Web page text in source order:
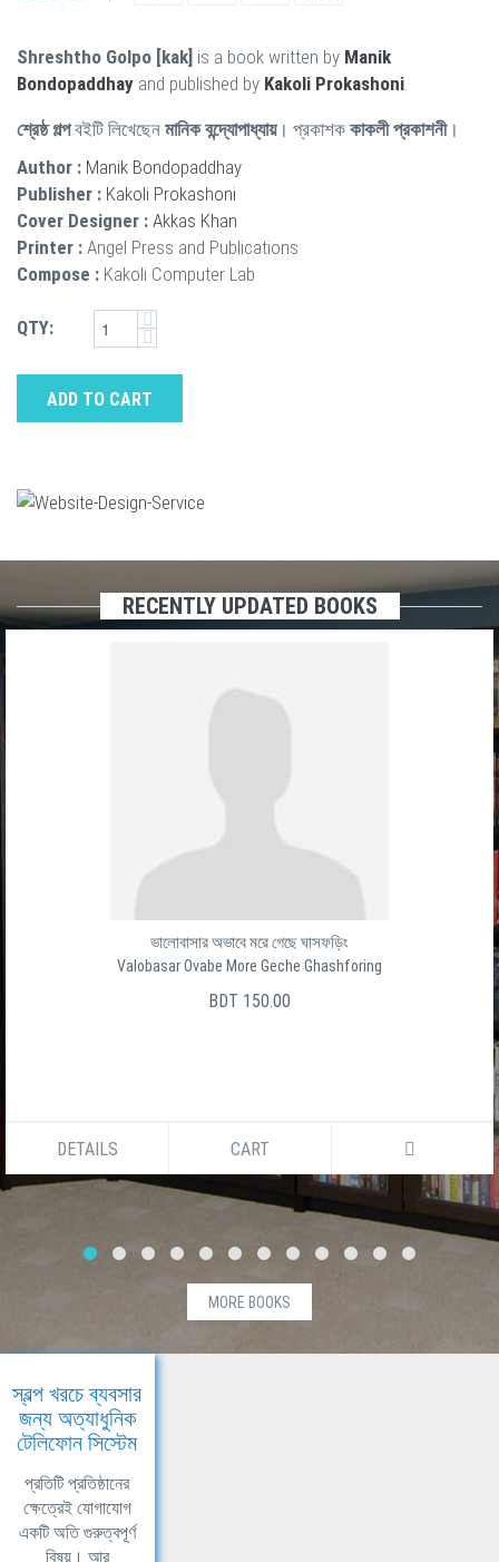
Shreshtho Golpo [kak] is a book written by Manik
Bondopaddhay and published by Kakoli Prokashoni
শ্রেষ্ঠ গল্পবইটি লিখেছেন মানিক বন্দ্যোপাধ্যায়। প্রকাশক কাকলী প্রকাশনী।
Author : Manik Bondopaddhay
Publisher : Kakoli Prokashoni
Cover Designer : Akkas Khan
Printer : Angel Press and Publications
Compose : Kakoli Computer Lab
QTY:
ADD TO CART
RECENTLY UPDATED BOOKS
ভালোবাসার অভাবে মরে গেছে ঘাসফড়িং
Valobasar Ovabe More Geche Ghashforing
BDT 150.00
DETAILS CART
MORE BOOKS
স্বল্প খরচে ব্যবসার
জন্য অত্যাধুনিক
টেলিফোন সিস্টেম
প্রতিটি প্রতিষ্ঠানের
ক্ষেত্রেই যোগাযোগ
একটি অতি গুরুত্বপূর্ণ
বিষয়। আর